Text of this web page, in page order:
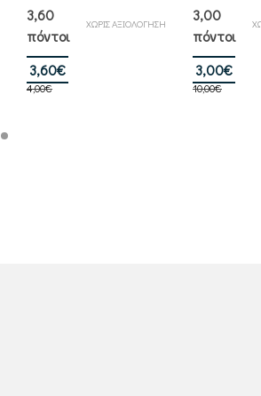
ΧΩΡΙΣ ΑΞΙΟΛΟΓΗΣΗ
3,60
πόντοι
4,00€
price
3,60€
τρέχουσα
3,00
πόντοι
10,00€
price
3,00€